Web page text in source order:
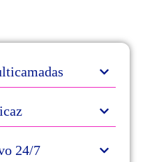
24/7